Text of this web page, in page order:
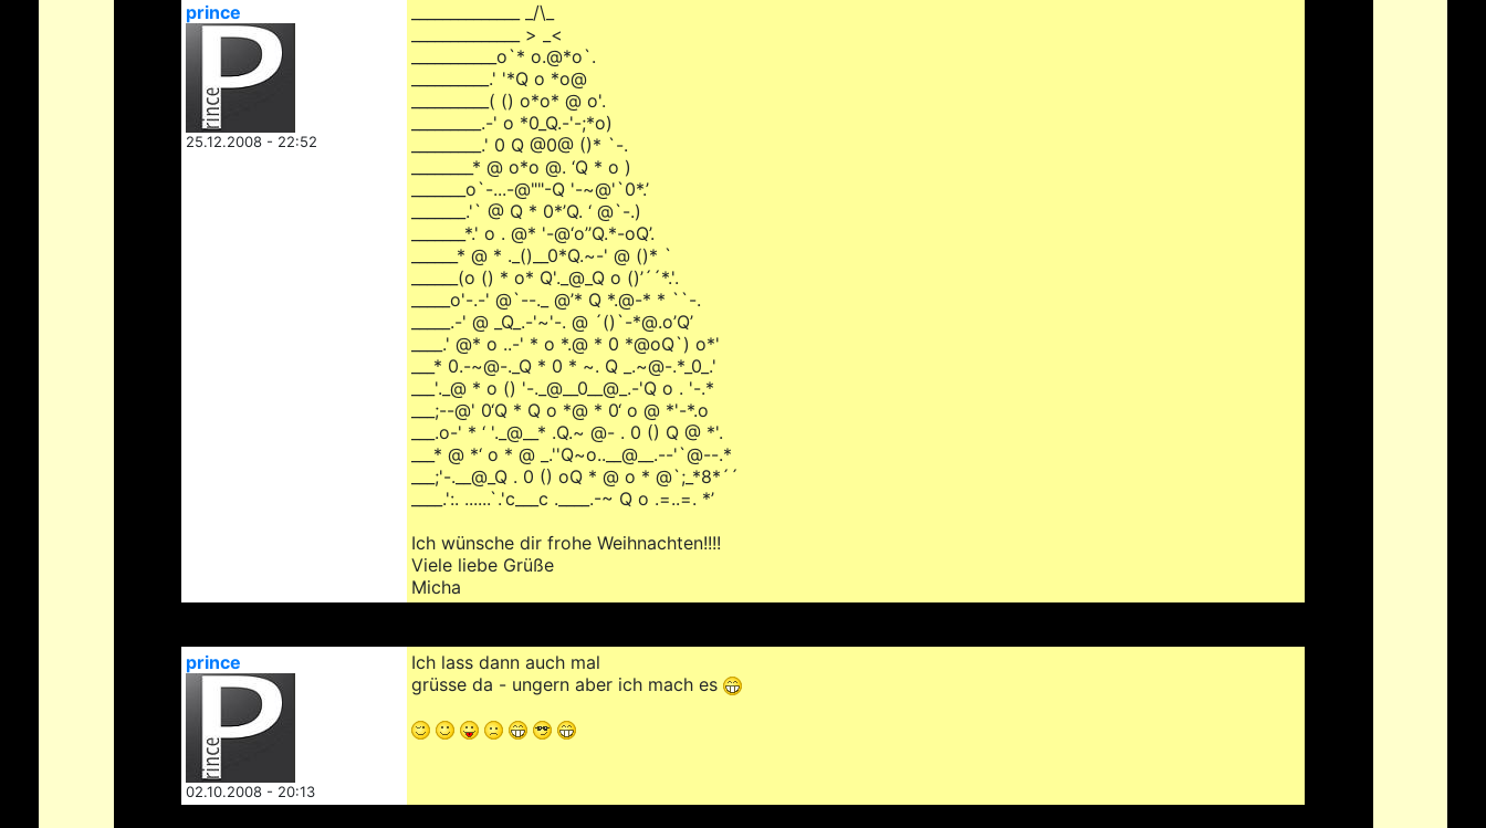
prince
25.12.2008 - 22:52
______________ _/\_
______________ > _<
___________o`* o.@*o`.
__________.' '*Q o *o@
__________( () o*o* @ o'.
_________.-' o *0_Q.-'-;*o)
_________.' 0 Q @0@ ()* `-.
________* @ o*o @. ‘Q * o )
_______o`-...-@""-Q '-~@'`0*.’
_______.'` @ Q * 0*’Q. ‘ @`-.)
_______*.' o . @* '-@‘o’’Q.*-oQ’.
______* @ * ._()__0*Q.~-' @ ()* `
______(o () * o* Q'._@_Q o ()’´´*.'.
_____o'-.-' @`--._ @’* Q *.@-* * ``-.
_____.-' @ _Q_.-'~'-. @ ´()`-*@.o’Q’
____.' @* o ..-' * o *.@ * 0 *@oQ`) o*'
___* 0.-~@-._Q * 0 * ~. Q _.~@-.*_0_.'
___'._@ * o () '-._@__0__@_.-'Q o . '-.*
___;--@' 0‘Q * Q o *@ * 0‘ o @ *'-*.o
___.o-' * ‘ '._@__* .Q.~ @- . 0 () Q @ *'.
___* @ *‘ o * @ _.''Q~o..__@__.--'`@--.*
___;'-.__@_Q . 0 () oQ * @ o * @`;_*8*´´
____.':. ......`.'c___c .____.-~ Q o .=..=. *’
Ich wünsche dir frohe Weihnachten!!!!
Viele liebe Grüße
Micha
prince
02.10.2008 - 20:13
Ich lass dann auch mal
grüsse da - ungern aber ich mach es